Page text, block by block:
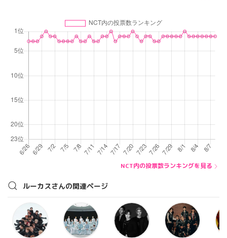
NCT内の投票数ランキングを見る
ルーカスさんの関連ページ